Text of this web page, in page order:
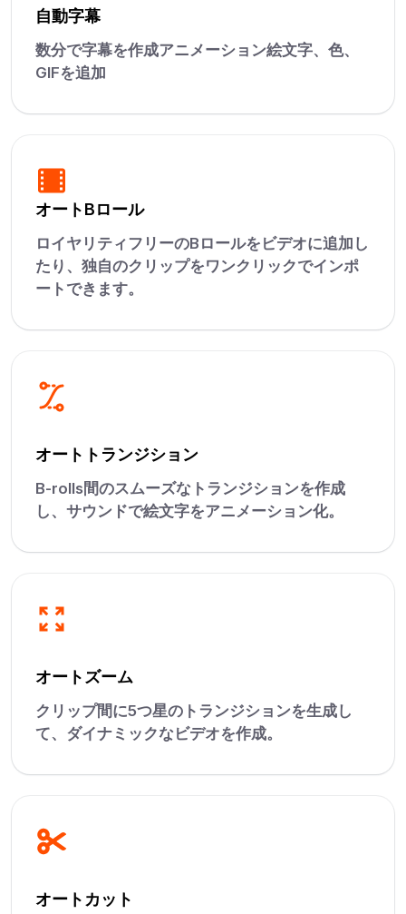
自動字幕
数分で字幕を作成アニメーション絵文字、色、
GIFを追加
オートBロール
ロイヤリティフリーのBロールをビデオに追加し
たり、独自のクリップをワンクリックでインポ
ートできます。
オートトランジション
B-rolls間のスムーズなトランジションを作成
し、サウンドで絵文字をアニメーション化。
オートズーム
クリップ間に5つ星のトランジションを生成し
て、ダイナミックなビデオを作成。
オートカット